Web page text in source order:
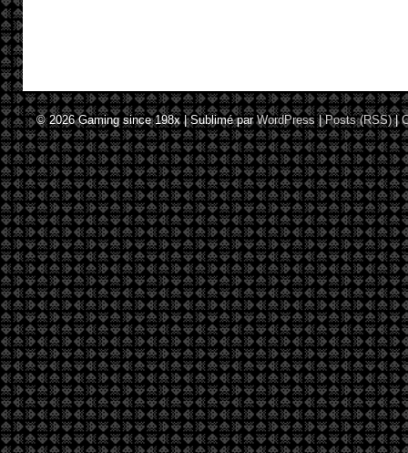
© 2026Gaming since 198x|Sublimé parWordPress |Posts (RSS)|